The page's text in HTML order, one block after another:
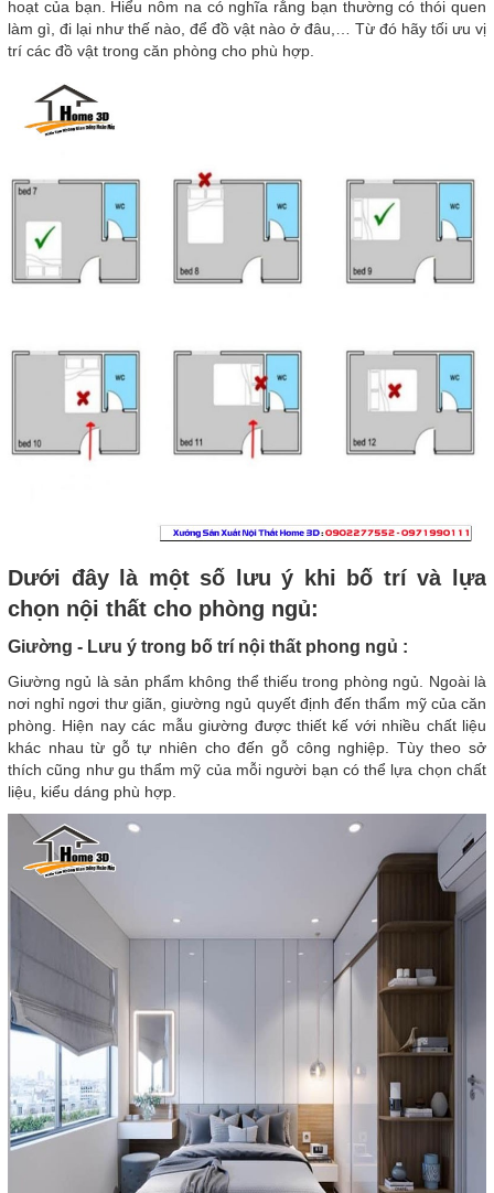
hoạt của bạn. Hiểu nôm na có nghĩa rằng bạn thường có thói quen
làm gì, đi lại như thế nào, để đồ vật nào ở đâu,… Từ đó hãy tối ưu vị
trí các đồ vật trong căn phòng cho phù hợp.
Dưới đây là một số lưu ý khi bố trí và lựa
chọn nội thất cho phòng ngủ:
Giường - Lưu ý trong bố trí nội thất phong ngủ :
Giường ngủ là sản phẩm không thể thiếu trong phòng ngủ. Ngoài là
nơi nghỉ ngơi thư giãn, giường ngủ quyết định đến thẩm mỹ của căn
phòng. Hiện nay các mẫu giường được thiết kế với nhiều chất liệu
khác nhau từ gỗ tự nhiên cho đến gỗ công nghiệp. Tùy theo sở
thích cũng như gu thẩm mỹ của mỗi người bạn có thể lựa chọn chất
liệu, kiểu dáng phù hợp.